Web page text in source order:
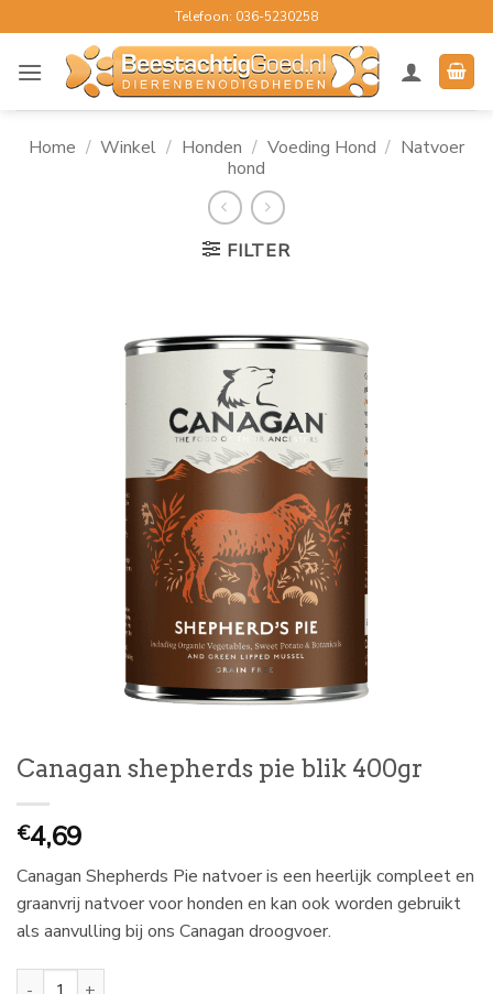
naar
inhoud
Telefoon: 036-5230258
Home / Winkel / Honden / Voeding Hond / Natvoer
hond
FILTER
Canagan shepherds pie blik 400gr
€4,69
Canagan Shepherds Pie natvoer is een heerlijk compleet en
graanvrij natvoer voor honden en kan ook worden gebruikt
als aanvulling bij ons Canagan droogvoer.
Canagan shepherds pie blik 400gr aantal